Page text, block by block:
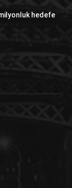
hedefe